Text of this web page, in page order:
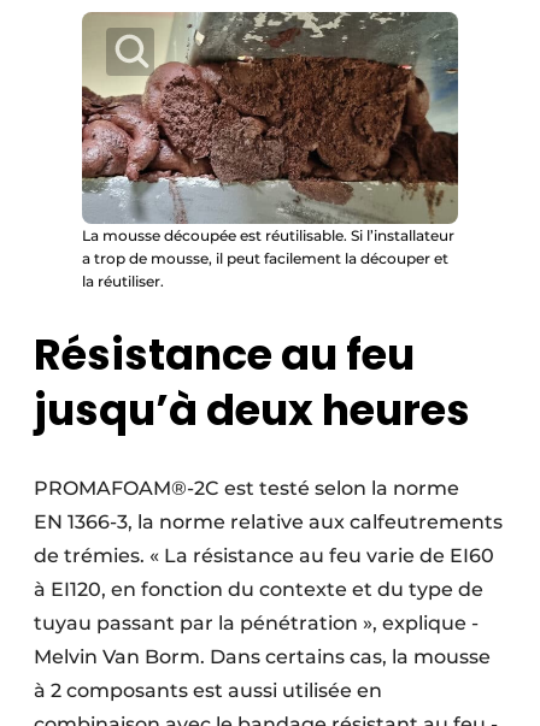
La mousse découpée est réutilisable. Si l’installateur
a trop de mousse, il peut facilement la découper et
la réutiliser.
Résistance au feu
jusqu’à deux heures
PROMAFOAM®-2C est testé selon la norme
EN 1366-3, la norme relative aux calfeutrements
de trémies. « La résistance au feu varie de EI60
à EI120, en fonction du contexte et du type de
tuyau passant par la pénétration », explique ­
Melvin Van Borm. Dans certains cas, la mousse
à 2 composants est aussi utilisée en